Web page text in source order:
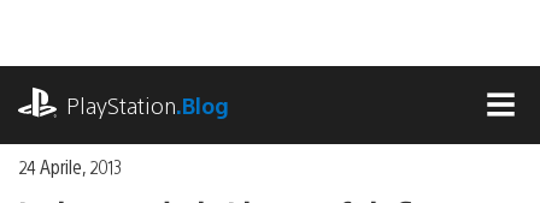
contenuto
PlayStation.Blog
24 Aprile, 2013